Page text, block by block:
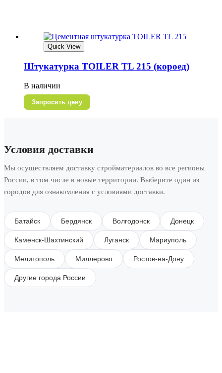
Quick View
Штукатурка TOILER TL 215 (короед)
В наличии
Запросить цену
Условия доставки
Мы осуществляем доставку стройматериалов во все регионы
России, в том числе в новые территории. Выберите один из
городов для ознакомления с условиями доставки.
Батайск Бердянск Волгодонск Донецк
Каменск-Шахтинский Луганск Мариуполь
Мелитополь Миллерово Ростов-на-Дону
Другие города России